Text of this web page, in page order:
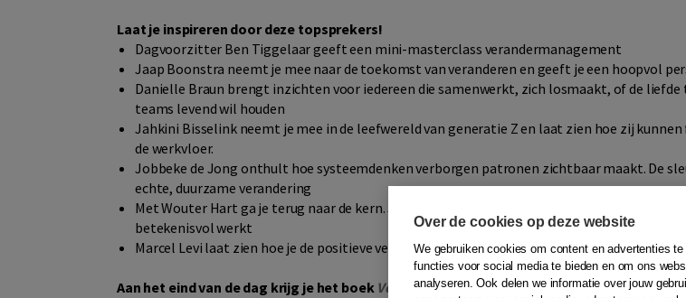
Laat je inspireren door deze topsprekers!
Dagvoorzitter Ben Tiggelaar geeft een mini-masterclass verandermanagement
Jaap Boonstra neemt je mee naar de toekomst van veranderen en geeft je een hoopvol
Danielle Braun brengt inzichten voor iedereen die samenwerkt, zich losmaakt, of de liefde
teams levend wil houden
Jahkini Bisselink neemt je mee in de leefwereld van generatie Z en laat zien hoe zij
de werkvloer.
Jobbeke de Jong onthult hoe systeemdenken verborgen patronen zichtbaar maakt. De
echte, duurzame verandering
Met Wouter Hart ga je terug naar de kern. Je ontdekt hoe je loskomt van ‘het systeem’ en
betekenisvol werkt
Marcel Levi laat zien hoe je de positieve veranderlessen uit de zorg toepast in je eigen
Aan het eind van de dag krijg je het boek Veranderen voor de toekomstvan Jaap Boonstra
Over de cookies op deze website
We gebruiken cookies om content en advertenties
functies voor social media te bieden en om ons
analyseren. Ook delen we informatie over jouw